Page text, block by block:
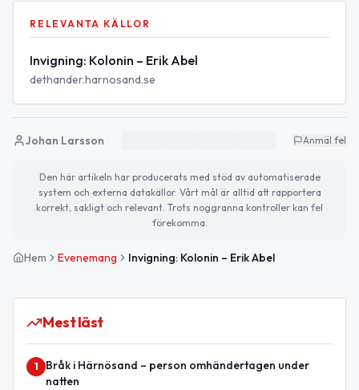
RELEVANTA KÄLLOR
Invigning: Kolonin – Erik Abel
dethander.harnosand.se
Johan Larsson Anmäl fel
Den här artikeln har producerats med stöd av automatiserade
system och externa datakällor. Vårt mål är alltid att rapportera
korrekt, sakligt och relevant. Trots noggranna kontroller kan fel
förekomma.
Hem Evenemang Invigning: Kolonin – Erik Abel
Mest läst
1
Bråk i Härnösand – person omhändertagen under
natten